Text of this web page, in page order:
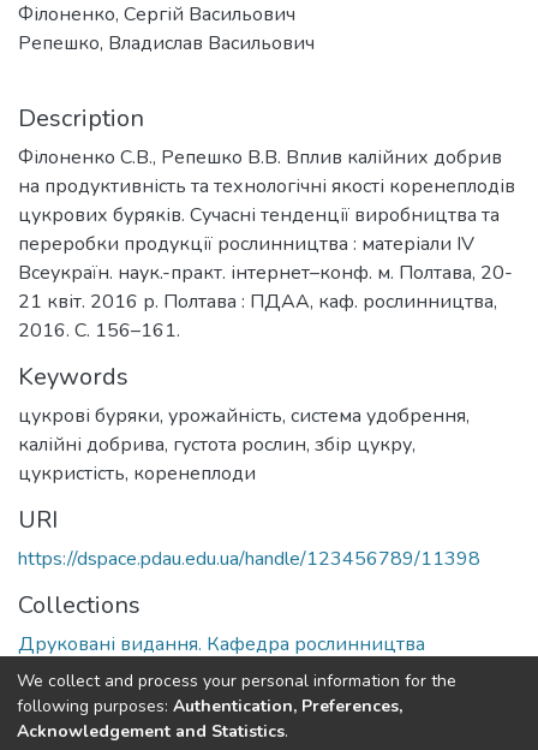
Філоненко, Сергій Васильович
Репешко, Владислав Васильович
Description
Філоненко С.В., Репешко В.В. Вплив калійних добрив
на продуктивність та технологічні якості коренеплодів
цукрових буряків. Сучасні тенденції виробництва та
переробки продукції рослинництва : матеріали ІV
Всеукраїн. наук.-практ. інтернет–конф. м. Полтава, 20-
21 квіт. 2016 р. Полтава : ПДАА, каф. рослинництва,
2016. С. 156–161.
Keywords
цукрові буряки, урожайність, система удобрення,
калійні добрива, густота рослин, збір цукру,
цукристість, коренеплоди
URI
https://dspace.pdau.edu.ua/handle/123456789/11398
Collections
Друковані видання. Кафедра рослинництва
Full item page
We collect and process your personal information for the
following purposes: Authentication, Preferences,
Acknowledgement and Statistics.